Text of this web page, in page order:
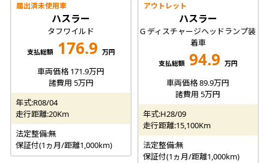
届出済未使用車
ハスラー
タフワイルド
支払総額 176.9 万円
車両価格 171.9万円
諸費用 5万円
年式:R08/04
走行距離:20Km
法定整備:無
保証付(1ヵ月/距離1,000km)
アウトレット
ハスラー
G ディスチャージヘッドランプ装
着車
支払総額 94.9 万円
車両価格 89.9万円
諸費用 5万円
年式:H28/09
走行距離:15,100Km
法定整備:無
保証付(1ヵ月/距離1,000km)